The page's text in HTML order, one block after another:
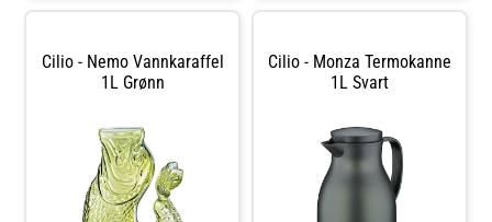
Cilio - Nemo Vannkaraffel
1L Grønn
Cilio - Monza Termokanne
1L Svart